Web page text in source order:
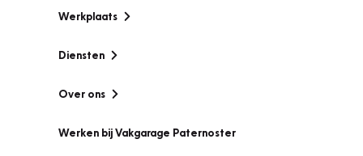
Werkplaats
Diensten
Over ons
Werken bij Vakgarage Paternoster